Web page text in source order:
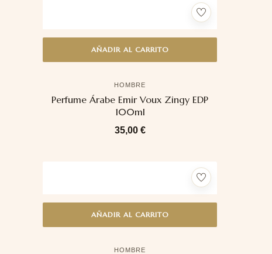
AÑADIR AL CARRITO
HOMBRE
Perfume Árabe Emir Voux Zingy EDP
100ml
35,00 €
AÑADIR AL CARRITO
HOMBRE